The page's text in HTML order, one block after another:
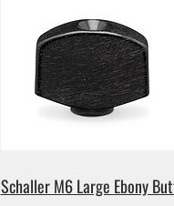
Schaller M6 Large Ebony